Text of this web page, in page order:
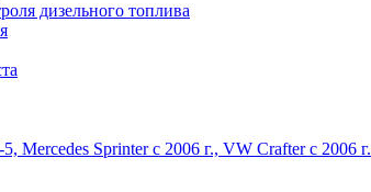
дизельного топлива
Sprinter c 2006 г., VW Crafter с 2006 г.